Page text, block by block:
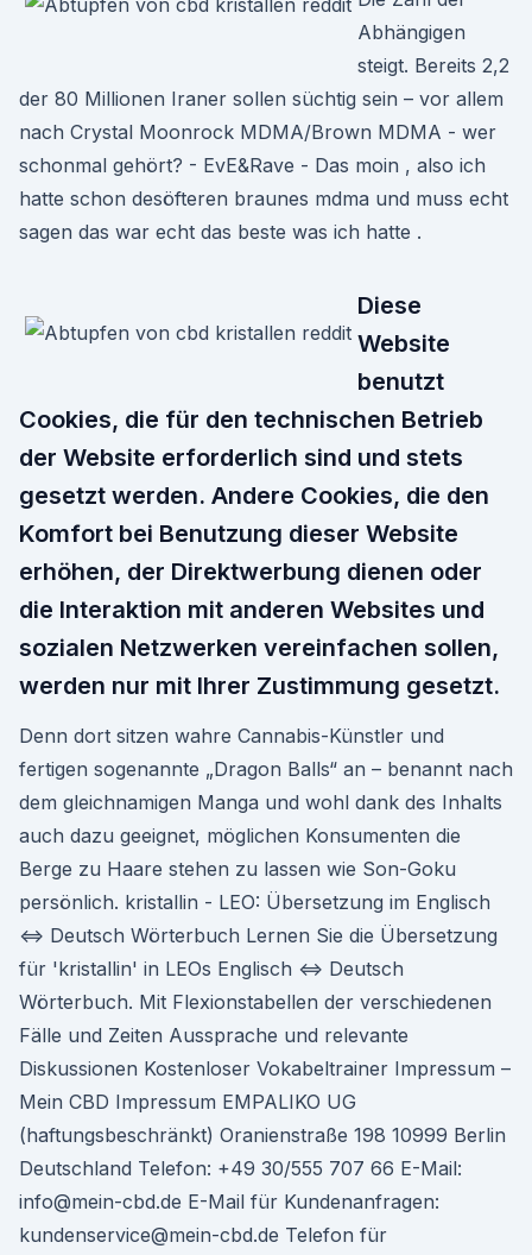
Abhängigen
steigt. Bereits 2,2
der 80 Millionen Iraner sollen süchtig sein – vor allem
nach Crystal Moonrock MDMA/Brown MDMA - wer
schonmal gehört? - EvE&Rave - Das moin , also ich
hatte schon desöfteren braunes mdma und muss echt
sagen das war echt das beste was ich hatte .
Diese
Website
benutzt
Cookies, die für den technischen Betrieb
der Website erforderlich sind und stets
gesetzt werden. Andere Cookies, die den
Komfort bei Benutzung dieser Website
erhöhen, der Direktwerbung dienen oder
die Interaktion mit anderen Websites und
sozialen Netzwerken vereinfachen sollen,
werden nur mit Ihrer Zustimmung gesetzt.
Denn dort sitzen wahre Cannabis-Künstler und
fertigen sogenannte „Dragon Balls“ an – benannt nach
dem gleichnamigen Manga und wohl dank des Inhalts
auch dazu geeignet, möglichen Konsumenten die
Berge zu Haare stehen zu lassen wie Son-Goku
persönlich. kristallin - LEO: Übersetzung im Englisch
⇔ Deutsch Wörterbuch Lernen Sie die Übersetzung
für 'kristallin' in LEOs Englisch ⇔ Deutsch
Wörterbuch. Mit Flexionstabellen der verschiedenen
Fälle und Zeiten Aussprache und relevante
Diskussionen Kostenloser Vokabeltrainer Impressum –
Mein CBD Impressum EMPALIKO UG
(haftungsbeschränkt) Oranienstraße 198 10999 Berlin
Deutschland Telefon: +49 30/555 707 66 E-Mail:
info@mein-cbd.de E-Mail für Kundenanfragen:
kundenservice@mein-cbd.de Telefon für